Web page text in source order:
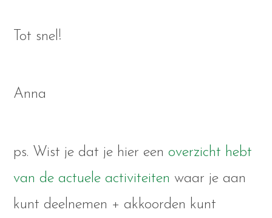
Tot snel!
Anna
ps. Wist je dat je hier eenoverzicht hebt
van de actuele activiteiten waar je aan
kunt deelnemen + akkoorden kunt